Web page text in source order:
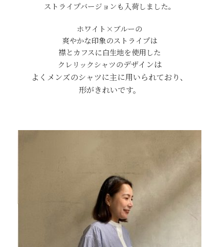
ストライプバージョンも入荷しました。
ホワイト×ブルーの
爽やかな印象のストライプは
襟とカフスに白生地を使用した
クレリックシャツのデザインは
よくメンズのシャツに主に用いられており、
形がきれいです。